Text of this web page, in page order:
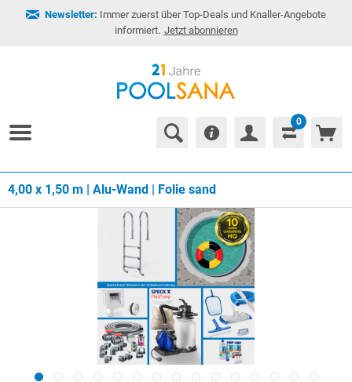
Newsletter: Immer zuerst über Top-Deals und Knaller-Angebote
informiert. Jetzt abonnieren
0
4,00 x 1,50 m | Alu-Wand | Folie sand